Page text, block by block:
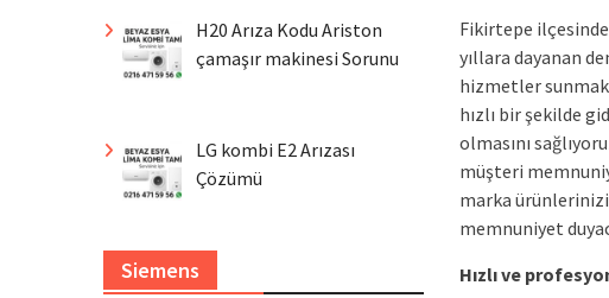
Fikirtepe
yıllara dayanan
hizmetler
hızlı bir şekilde
olmasını
müşteri
marka
memnuniyet
Hızlı ve
H20 Arıza Kodu Ariston
çamaşır makinesi Sorunu
LG kombi E2 Arızası
Çözümü
Siemens